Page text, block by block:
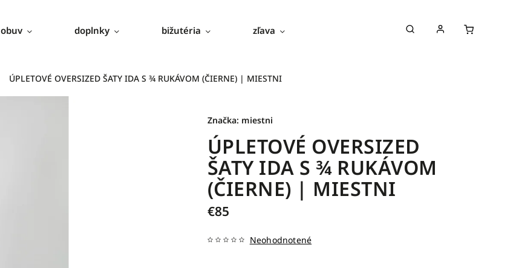
obuv doplnky bižutéria zľava
ÚPLETOVÉ OVERSIZED ŠATY IDA S ¾ RUKÁVOM (ČIERNE) | MIESTNI
ÚPLETOVÉ OVERSIZED
ŠATY IDA S ¾ RUKÁVOM
(ČIERNE) | MIESTNI
€85
Neohodnotené
Značka: miestni